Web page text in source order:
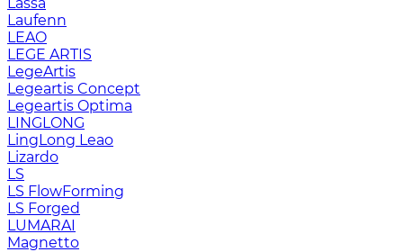
Laufenn
LEAO
LEGE ARTIS
LegeArtis
Legeartis Concept
Legeartis Optima
LINGLONG
LingLong Leao
Lizardo
LS
LS FlowForming
LS Forged
LUMARAI
Magnetto